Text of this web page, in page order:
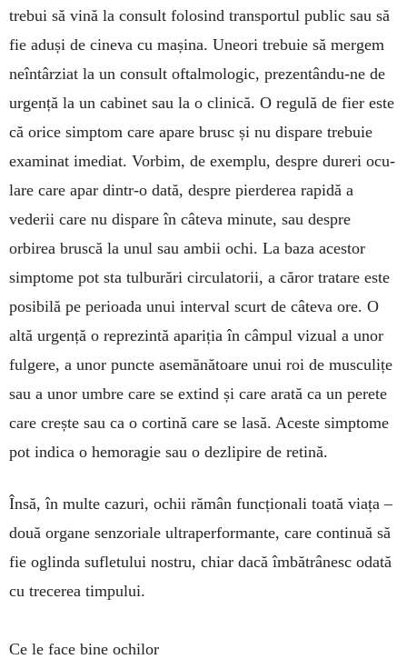
trebui să vină la consult folosind transportul public sau să
fie aduși de cineva cu mașina. Uneori trebuie să mergem
neîntârziat la un consult oftalmologic, prezentându-ne de
urgență la un cabinet sau la o clinică. O regulă de fier este
că orice simptom care apare brusc și nu dispare trebuie
examinat ime­diat. Vorbim, de exemplu, despre dureri ocu­
lare care apar dintr-o dată, des­pre pierderea ra­pidă a
vederii care nu dis­pare în câteva minute, sau despre
orbirea brus­că la unul sau ambii ochi. La baza acestor
simp­tome pot sta tulburări circu­latorii, a căror tratare este
posibilă pe perioada unui interval scurt de câteva ore. O
altă urgență o re­prezintă apariția în câmpul vizual a unor
fulgere, a unor puncte asemănă­toare unui roi de musculițe
sau a unor umbre care se extind și care arată ca un perete
ca­re crește sau ca o cortină care se lasă. Aceste simptome
pot indica o hemoragie sau o dezlipire de retină.
Însă, în multe cazuri, ochii rămân funcționali toată viața –
două organe senzoriale ultraperfor­mante, care continuă să
fie oglinda sufletului nostru, chiar dacă îmbătrânesc odată
cu trecerea timpului.
Ce le face bine ochilor